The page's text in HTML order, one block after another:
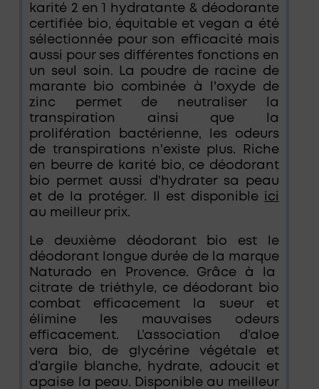
karité 2 en 1 hydratante & déodorante
certifiée bio, équitable et vegan a été
sélectionnée pour son efficacité mais
aussi pour ses différentes fonctions en
un seul soin. La poudre de racine de
marante bio combinée à l'oxyde de
zinc permet de neutraliser la
transpiration ainsi que la
prolifération bactérienne, les odeurs
de transpirations n'existe plus. Riche
en beurre de karité bio, ce déodorant
bio permet aussi d'hydrater sa peau
et de la protéger. Il est disponible ici
au meilleur prix.
Le deuxième déodorant bio est le
déodorant longue durée de la marque
Naturado en Provence. Grâce à la
citrate de triéthyle, ce déodorant bio
combat efficacement la sueur et
élimine les mauvaises odeurs
efficacement. L’association d’aloe
vera bio, de glycérine végétale et
d’argile blanche, hydrate, adoucit et
apaise la peau. Disponible au meilleur